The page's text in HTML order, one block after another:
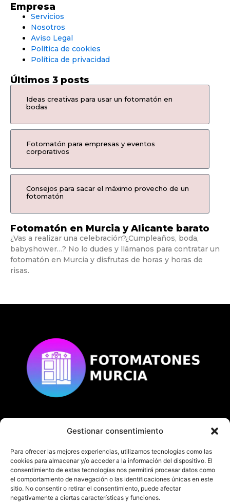
Gestionar consentimiento
Para ofrecer las mejores experiencias, utilizamos tecnologías como las
cookies para almacenar y/o acceder a la información del dispositivo. El
consentimiento de estas tecnologías nos permitirá procesar datos como
el comportamiento de navegación o las identificaciones únicas en este
sitio. No consentir o retirar el consentimiento, puede afectar
negativamente a ciertas características y funciones.
Empresa
Servicios
Nosotros
Aviso Legal
Política de cookies
Política de privacidad
Últimos 3 posts
Ideas creativas para usar un fotomatón en
bodas
Fotomatón para empresas y eventos
corporativos
Consejos para sacar el máximo provecho de un
fotomatón
Fotomatón en Murcia y Alicante barato
¿Vas a realizar una celebración?¿Cumpleaños, boda,
babyshower…? No lo dudes y llámanos para contratar un
fotomatón en Murcia y disfrutas de horas y horas de
risas.
© Copyrightfotomatonesmurcia.es
Todos los derechos reservados.